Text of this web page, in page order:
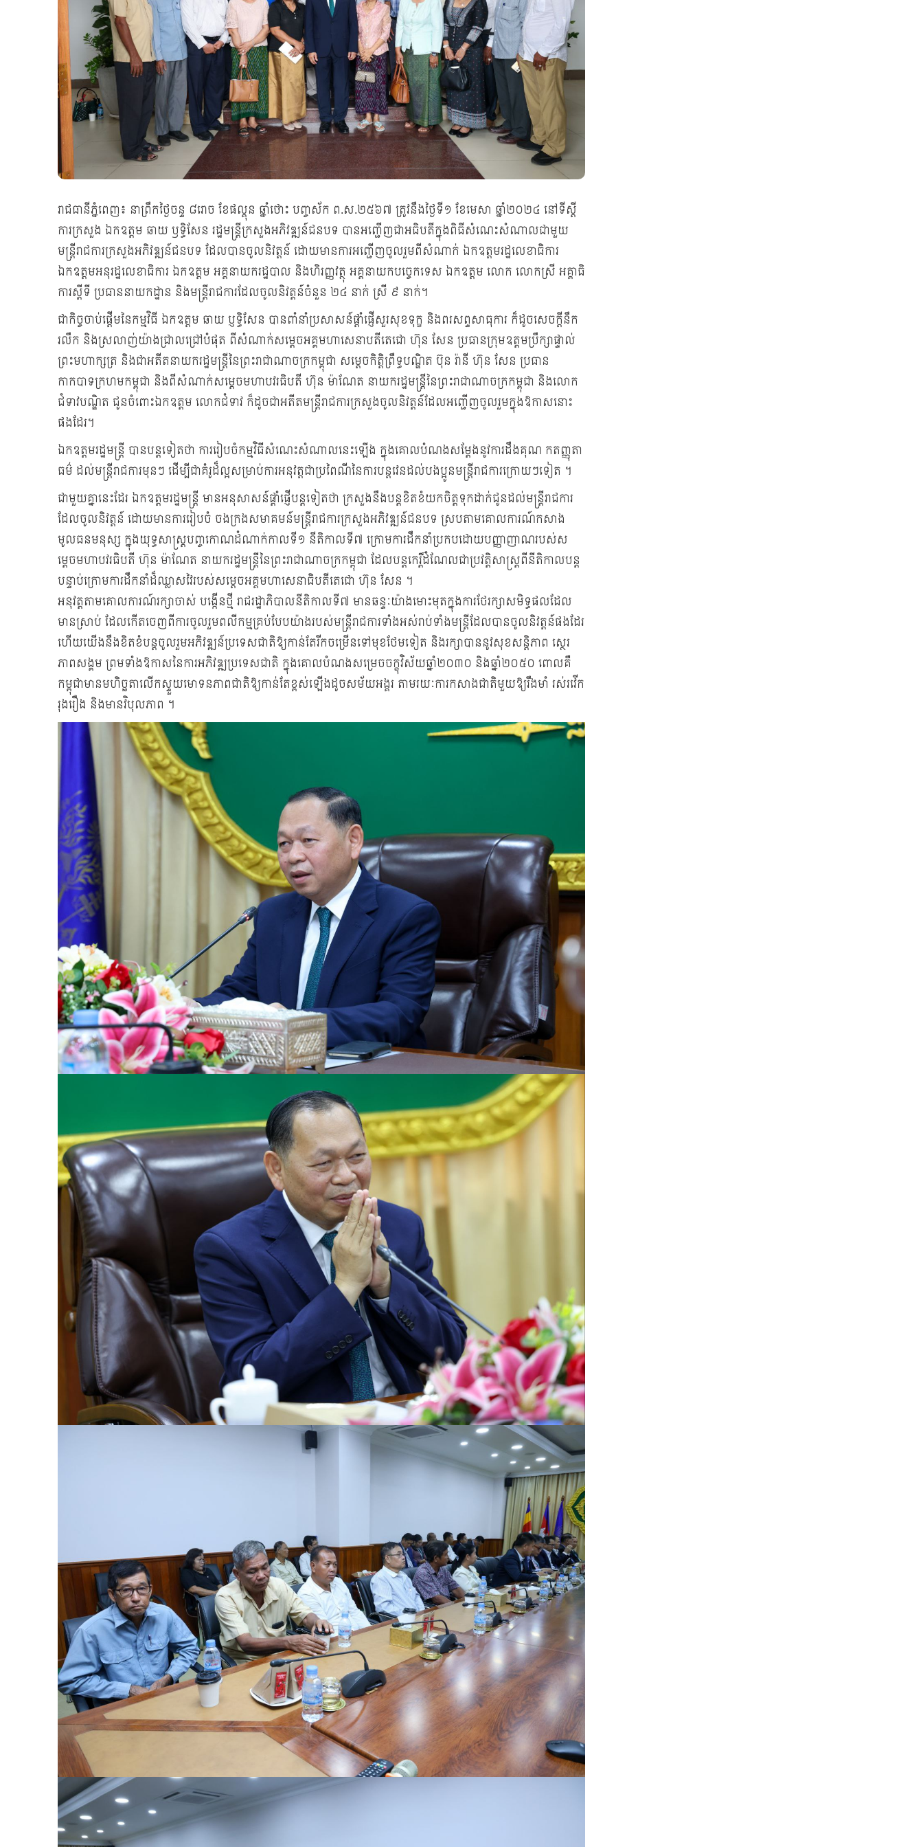
រាជធានីភ្នំពេញ៖ នាព្រឹកថ្ងៃចន្ទ ៨រោច ខែផល្គុន ឆ្នាំថោះ បញ្ចស័ក ព.ស.២៥៦៧ ត្រូវនឹងថ្ងៃទី១ ខែមេសា ឆ្នាំ២០២៤ នៅទីស្ដី
ការក្រសួង ឯកឧត្ដម ឆាយ ឫទ្ធិសែន រដ្ឋមន្ត្រីក្រសួងអភិវឌ្ឍន៍ជនបទ បានអញ្ជើញជាអធិបតីក្នុងពិធីសំណេះសំណាលជាមួយ
មន្ត្រីរាជការក្រសួងអភិវឌ្ឍន៍ជនបទ ដែលបានចូលនិវត្តន៍ ដោយមានការអញ្ជើញចូលរួមពីសំណាក់ ឯកឧត្ដមរដ្ឋលេខាធិការ
ឯកឧត្ដមអនុរដ្ឋលេខាធិការ ឯកឧត្ដម អគ្គនាយករដ្ឋបាល និងហិរញ្ញវត្ថុ អគ្គនាយកបច្ចេកទេស ឯកឧត្ដម លោក លោកស្រី អគ្គាធិ
ការស្ដីទី ប្រធាននាយកដ្ឋាន និងមន្ត្រីរាជការដែលចូលនិវត្តន៍ចំនួន ២៤ នាក់ ស្រី ៩ នាក់។
ជាកិច្ចចាប់ផ្ដើមនៃកម្មវិធី ឯកឧត្ដម ឆាយ ប្ញទ្ធិសែន បានពាំនាំប្រសាសន៍ផ្តាំផ្ញើសួរសុខទុក្ខ និងពរសព្ទសាធុការ ក៏ដូចសេចក្តីនឹក
រលឹក និងស្រលាញ់យ៉ាងជ្រាលជ្រៅបំផុត ពីសំណាក់សម្តេចអគ្គមហាសេនាបតីតេជោ ហ៊ុន សែន ប្រធានក្រុមឧត្តមប្រឹក្សាផ្ទាល់
ព្រះមហាក្សត្រ និងជាអតីតនាយករដ្ឋមន្ត្រីនៃព្រះរាជាណាចក្រកម្ពុជា សម្តេចកិត្តិព្រឹទ្ធបណ្ឌិត ប៊ុន រ៉ានី ហ៊ុន សែន ប្រធាន
កាកបាទក្រហមកម្ពុជា និងពីសំណាក់សម្តេចមហាបវរធិបតី ហ៊ុន ម៉ាណែត នាយករដ្ឋមន្ត្រីនៃព្រះរាជាណាចក្រកម្ពុជា និងលោក
ជំទាវបណ្ឌិត ជូនចំពោះឯកឧត្តម លោកជំទាវ ក៏ដូចជាអតីតមន្ត្រីរាជការក្រសួងចូលនិវត្តន៍ដែលអញ្ជើញចូលរួមក្នុងឱកាសនោះ
ផងដែរ។
ឯកឧត្ដមរដ្ឋមន្ត្រី បានបន្តទៀតថា ការរៀបចំកម្មវិធីសំណេះសំណាលនេះឡើង ក្នុងគោលបំណងសម្តែងនូវការដឹងគុណ កតញ្ញុតា
ធម៌ ដល់មន្ត្រីរាជការមុនៗ ដើម្បីជាគំរូដ៏ល្អសម្រាប់ការអនុវត្តជាប្រពៃណីនៃការបន្តវេនដល់បងប្អូនមន្ត្រីរាជការក្រោយៗទៀត ។
ជាមួយគ្នានេះដែរ ឯកឧត្ដមរដ្ឋមន្រ្ដី មានអនុសាសន៍ផ្តាំផ្ញើបន្តទៀតថា ក្រសួងនឹងបន្តខិតខំយកចិត្តទុកដាក់ជូនដល់មន្ត្រីរាជការ
ដែលចូលនិវត្តន៍ ដោយមានការរៀបចំ ចងក្រងសមាគមន៍មន្ត្រីរាជការក្រសួងអភិវឌ្ឍន៍ជនបទ ស្របតាមគោលការណ៍កសាង
មូលធនមនុស្ស ក្នុងយុទ្ធសាស្ត្របញ្ចកោណដំណាក់កាលទី១ នីតិកាលទី៧ ក្រោមការដឹកនាំប្រកបដោយបញ្ញាញាណរបស់ស
ម្តេចមហាបវរធិបតី ហ៊ុន ម៉ាណែត នាយករដ្ឋមន្ត្រីនៃព្រះរាជាណាចក្រកម្ពុជា ដែលបន្តកេរ្តិ៍ដំណែលជាប្រវត្តិសាស្ត្រពីនីតិកាលបន្ត
បន្ទាប់ក្រោមការដឹកនាំដ៏ឈ្លាសវៃរបស់សម្តេចអគ្គមហាសេនាធិបតីតេជោ ហ៊ុន សែន ។
អនុវត្តតាមគោលការណ៍រក្សាចាស់ បង្កើនថ្មី រាជរដ្ឋាភិបាលនីតិកាលទី៧ មានឆន្ទៈយ៉ាងមោះមុតក្នុងការថែរក្សាសមិទ្ធផលដែល
មានស្រាប់ ដែលកើតចេញពីការចូលរួមពលីកម្មគ្រប់បែបយ៉ាងរបស់មន្ត្រីរាជការទាំងអស់រាប់ទាំងមន្ត្រីដែលបានចូលនិវត្តន៍ផងដែរ
ហើយយើងនឹងខិតខំបន្តចូលរួមអភិវឌ្ឍន៍ប្រទេសជាតិឱ្យកាន់តែរីកចម្រើនទៅមុខថែមទៀត និងរក្សាបាននូវសុខសន្តិភាព ស្ថេរ
ភាពសង្គម ព្រមទាំងឱកាសនៃការអភិវឌ្ឍប្រទេសជាតិ ក្នុងគោលបំណងសម្រេចចក្ខុវិស័យឆ្នាំ២០៣០ និងឆ្នាំ២០៥០ ពោលគឺ
កម្ពុជាមានមហិច្ឆតាលើកស្ទួយមោទនភាពជាតិឱ្យកាន់តែខ្ពស់ឡើងដូចសម័យអង្គរ តាមរយៈការកសាងជាតិមួយឱ្យរឹងមាំ រស់រវើក
រុងរឿង និងមានវិបុលភាព ។